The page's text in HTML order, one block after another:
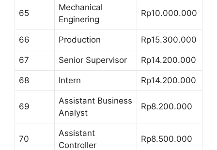
65
Mechanical
Enginering
Rp10.000.000
66 Production Rp15.300.000
67 Senior Supervisor Rp14.200.000
68 Intern Rp14.200.000
69
Assistant Business
Analyst
Rp8.200.000
70
Assistant
Controller
Rp8.500.000